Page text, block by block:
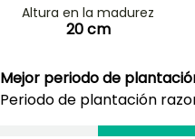
Altura en la madurez
20 cm
Mejor periodo de
Periodo de plantación